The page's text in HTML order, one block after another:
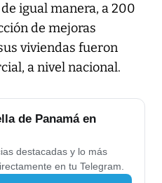
igual manera, a 200
de mejoras
viviendas fueron
a nivel nacional.
de Panamá en
destacadas y lo más
en tu Telegram.